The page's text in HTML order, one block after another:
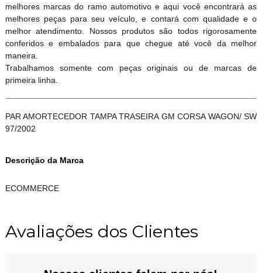
melhores marcas do ramo automotivo e aqui você encontrará as
melhores peças para seu veículo, e contará com qualidade e o
melhor atendimento. Nossos produtos são todos rigorosamente
conferidos e embalados para que chegue até você da melhor
maneira.
Trabalhamos somente com peças originais ou de marcas de
primeira linha.
PAR AMORTECEDOR TAMPA TRASEIRA GM CORSA WAGON/ SW
97/2002
Descrição da Marca
ECOMMERCE
Avaliações dos Clientes